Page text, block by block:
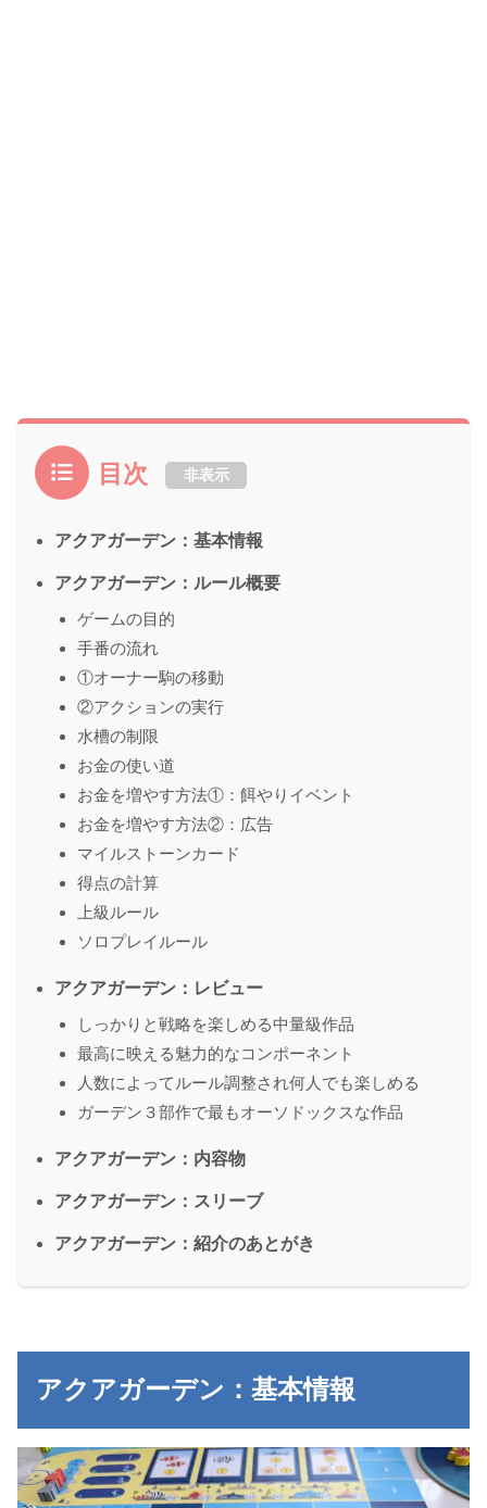
目次 非表示
アクアガーデン：基本情報
アクアガーデン：ルール概要
ゲームの目的
手番の流れ
①オーナー駒の移動
②アクションの実行
水槽の制限
お金の使い道
お金を増やす方法①：餌やりイベント
お金を増やす方法②：広告
マイルストーンカード
得点の計算
上級ルール
ソロプレイルール
アクアガーデン：レビュー
しっかりと戦略を楽しめる中量級作品
最高に映える魅力的なコンポーネント
人数によってルール調整され何人でも楽しめる
ガーデン３部作で最もオーソドックスな作品
アクアガーデン：内容物
アクアガーデン：スリーブ
アクアガーデン：紹介のあとがき
アクアガーデン：基本情報